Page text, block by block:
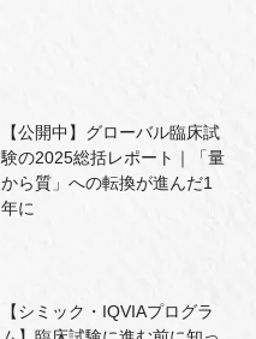
【公開中】グローバル臨床試
験の2025総括レポート｜「量
から質」への転換が進んだ1
年に
【シミック・IQVIAプログラ